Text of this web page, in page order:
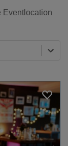
Eventlocation